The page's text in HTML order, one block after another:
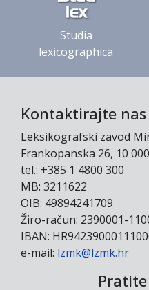
Studia
lexicographica
Kontaktirajte nas
Leksikografski zavod
Frankopanska 26, 10
tel.: +385 1 4800 300
MB: 3211622
OIB: 49894241709
Žiro-račun: 2390001-
IBAN:
e-mail: lzmk@lzmk.hr